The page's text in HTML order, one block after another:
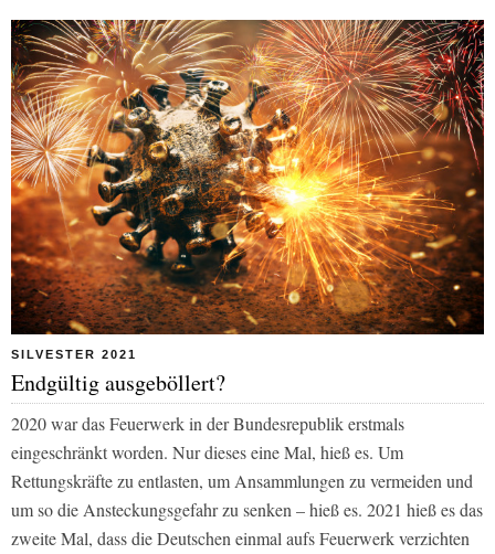
SILVESTER 2021
Endgültig ausgeböllert?
2020 war das Feuerwerk in der Bundesrepublik erstmals
eingeschränkt worden. Nur dieses eine Mal, hieß es. Um
Rettungskräfte zu entlasten, um Ansammlungen zu vermeiden und
um so die Ansteckungsgefahr zu senken – hieß es. 2021 hieß es das
zweite Mal, dass die Deutschen einmal aufs Feuerwerk verzichten